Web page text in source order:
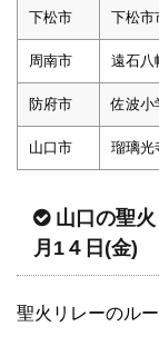
下松市 下松市
周南市 遠石八
防府市 佐波
山口市 瑠璃光
山口の聖
月1４日(金)
聖火リレーのル